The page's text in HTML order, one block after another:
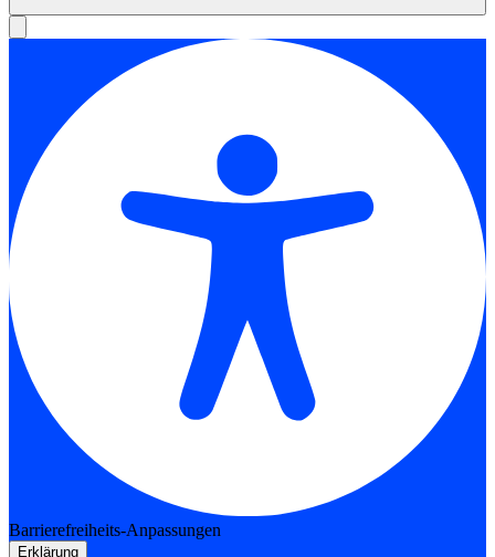
Barrierefreiheits-Anpassungen
Erklärung